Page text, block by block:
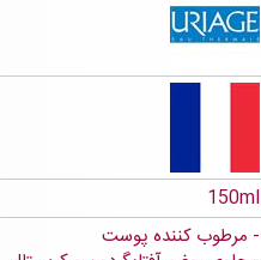
150ml
مرطوب کننده پوست